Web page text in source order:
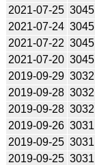
2021-07-25 3045
2021-07-24 3045
2021-07-22 3045
2021-07-20 3045
2019-09-29 3032
2019-09-28 3032
2019-09-28 3032
2019-09-26 3031
2019-09-25 3031
2019-09-25 3031